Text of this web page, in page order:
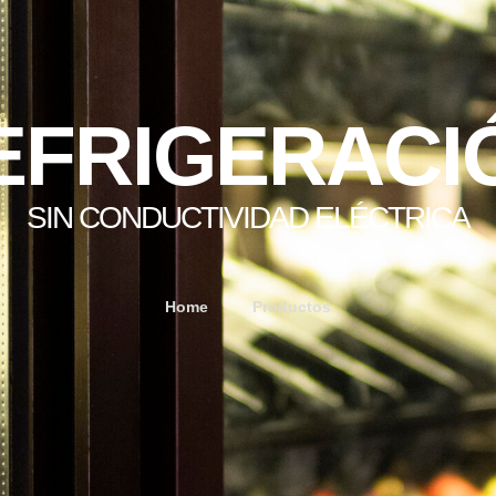
SIN CONDUCTIVIDAD ELÉCTRICA
Home Productos